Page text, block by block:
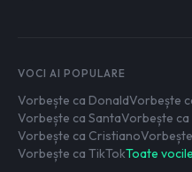
VOCI AI POPULARE
Vorbește ca DonaldVorbește
Vorbește ca SantaVorbește
Vorbește ca Cristiano
Vorbește ca TikTokToate